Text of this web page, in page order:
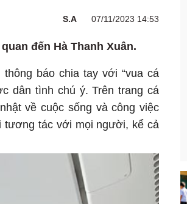
S.A 07/11/2023 14:53
đến Hà Thanh Xuân.
báo chia tay với “vua cá
dân tình chú ý. Trên trang cá
về cuộc sống và công việc
tương tác với mọi người, kể cả